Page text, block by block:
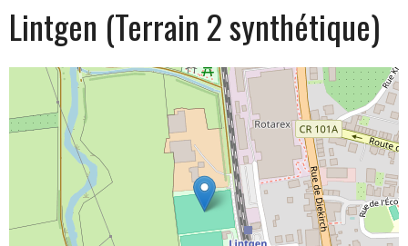
Lintgen (Terrain 2 synthétique)